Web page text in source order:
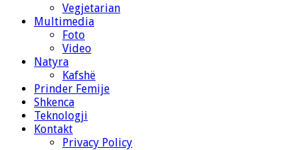
Vegjetarian
Multimedia
Foto
Video
Natyra
Kafshë
Prinder Femije
Shkenca
Teknologji
Kontakt
Privacy Policy